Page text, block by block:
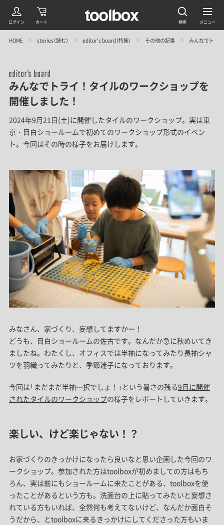
HOME stories（読む） editor’s board（特集） その他の記事 みんなでトラ
みんなでトライ！タイルのワークショップを
開催しました！
2024年9月21日(土)に開催したタイルのワークショップ。実は東
京・目白ショールームで初めてのワークショップ形式のイベン
ト。今回はその時の様子をお届けします。
みなさん、家づくり、妄想してますかー！
どうも、目白ショールームの佐古です。なんだか急に秋めいてき
ましたね。わたくし、オフィスでは半袖になってみたり長袖シャ
ツを羽織ってみたりと、季節迷子になっております。
今回は「まだまだ半袖一択でしょ！」という暑さの残る9月に開催
されたタイルのワークショップの様子をレポートしていきます。
楽しい、けど楽じゃない！？
お家づくりのきっかけになったら良いなと思い企画した今回のワ
ークショップ。参加された方はtoolboxが初めましての方はもち
ろん、実は前にもショールームに来たことがある、toolboxを使
ったことがあるという方も。洗面台の上に貼ってみたいと妄想さ
れている方もいれば、全然何も考えてないけど、なんだか面白そ
うだから、とtoolboxに来るきっかけにしてくださった方もいま